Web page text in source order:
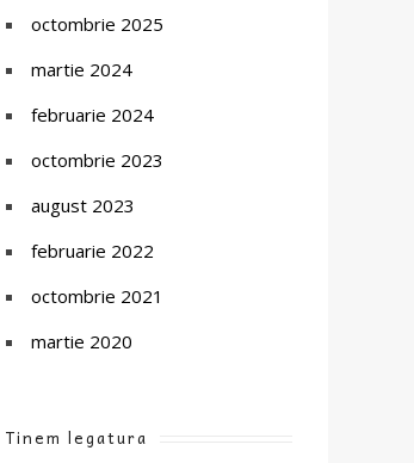
octombrie 2025
martie 2024
februarie 2024
octombrie 2023
august 2023
februarie 2022
octombrie 2021
martie 2020
Tinem legatura